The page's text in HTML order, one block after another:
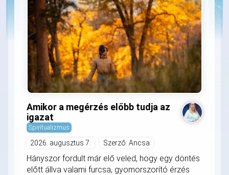
Amikor a megérzés előbb tudja az
igazat
Spiritualizmus
2026. augusztus 7. Szerző: Ancsa
Hányszor fordult már elő veled, hogy egy döntés
előtt állva valami furcsa, gyomorszorító érzés